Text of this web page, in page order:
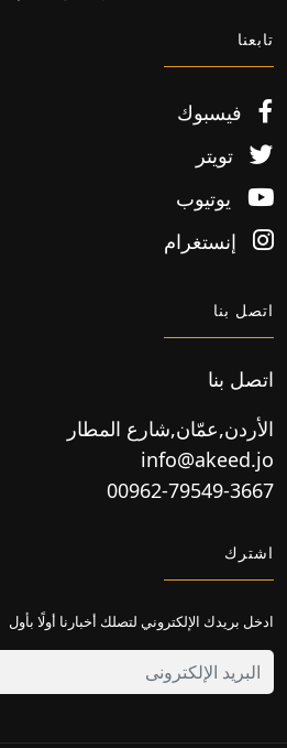
تابعنا
فيسبوك
تويتر
يوتيوب
إنستغرام
اتصل بنا
اتصل بنا
الأردن,عمّان,شارع المطار
info@akeed.jo
00962-79549-3667
اشترك
ادخل بريدك الإلكتروني لتصلك أخبارنا أولًا بأول